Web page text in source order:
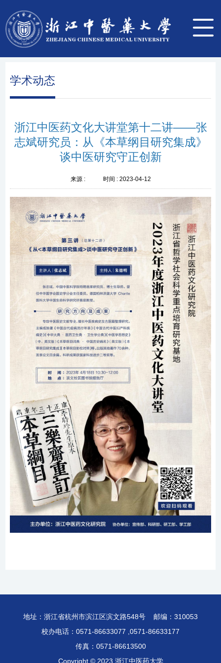
学术动态
浙江中医药文化大讲堂第十二讲——张
志斌研究员：从《本草纲目研究集成》
谈中医研究守正创新
来源 : 时间 : 2023-04-12
地址：浙江省杭州市滨江区滨文路548号 邮编：310053
校办电话：0571-86633077 ,0571-86633177
传真：0571-86613500
Copyright © 2023 浙江中医药大学